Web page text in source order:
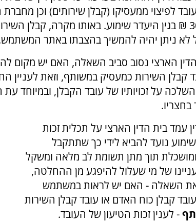
לפיצוי ממעסיקו (קבלן שירותים) וכן
ולחוד בסך 30,000 ₪ בגין היעדר שימוע. באותו מקרה,
ניתן יהיה להמשיך בהצבתו באתר
הדין הארצי נסוב סביב השאלה, האם יש מקום
קבלן השירות כמעסיק במשותף, וזאת לעניין
על זכויותיו של עובד הקבלן, ובמיוחד
עמד בית הדין הארצי על תכלית זכות
השימוע נועד להביא לידי כך שתתקבל
תוך מתן תשומת לב מלאה ומשקל
של מי שעלול להיפגע מן ההחלטה,
את השאלה - האם יש לראות במשתמש
קבלן כוח האדם או עובד קבלן השירות
- לענין זכות הטיעון של העובד.